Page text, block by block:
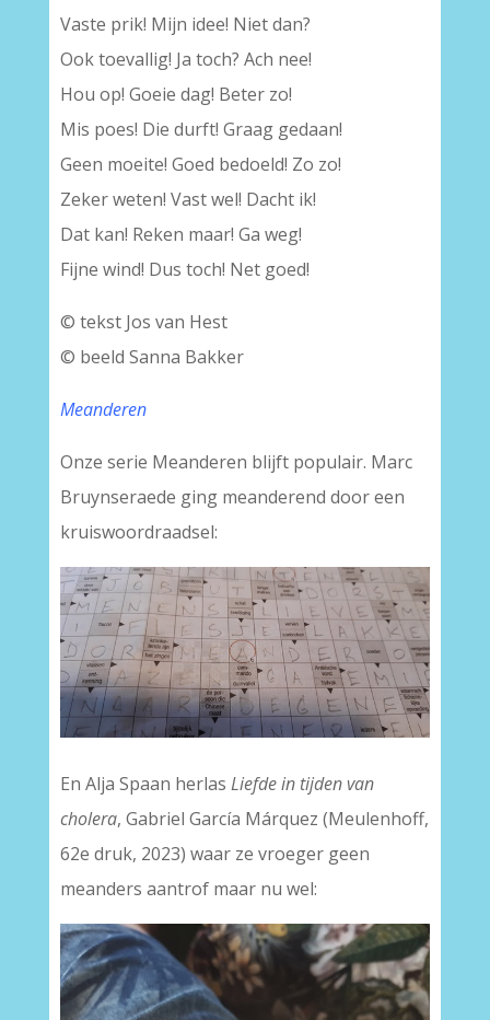
Vaste prik! Mijn idee! Niet dan?
Ook toevallig! Ja toch? Ach nee!
Hou op! Goeie dag! Beter zo!
Mis poes! Die durft! Graag gedaan!
Geen moeite! Goed bedoeld! Zo zo!
Zeker weten! Vast wel! Dacht ik!
Dat kan! Reken maar! Ga weg!
Fijne wind! Dus toch! Net goed!
© tekst Jos van Hest
© beeld Sanna Bakker
Meanderen
Onze serie Meanderen blijft populair. Marc
Bruynseraede ging meanderend door een
kruiswoordraadsel:
En Alja Spaan herlas Liefde in tijden van
cholera, Gabriel García Márquez (Meulenhoff,
62e druk, 2023) waar ze vroeger geen
meanders aantrof maar nu wel: